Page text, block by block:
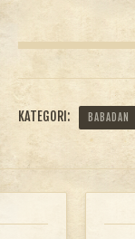
KATEGORI: BABADAN